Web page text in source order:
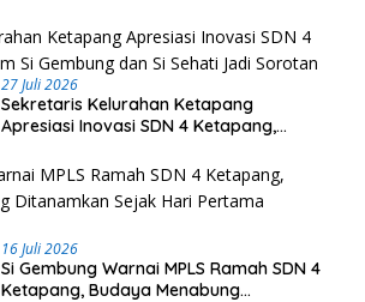
27 Juli 2026
Sekretaris Kelurahan Ketapang
Apresiasi Inovasi SDN 4 Ketapang,
Sorotan
16 Juli 2026
Si Gembung Warnai MPLS Ramah SDN 4
Ketapang, Budaya Menabung